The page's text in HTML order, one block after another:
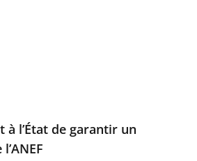
à l’État de garantir un